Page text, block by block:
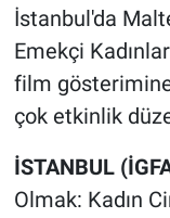
İstanbul'da
Emekçi
film
çok etkinlik
İSTANBUL
Olmak: Kadın